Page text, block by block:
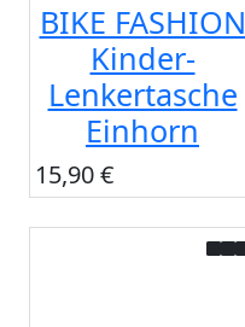
BIKE FASHION
Kinder-
Lenkertasche
Einhorn
15,90 €